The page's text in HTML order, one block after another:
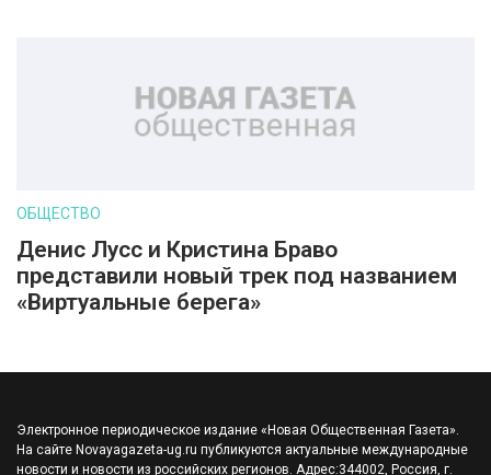
ОБЩЕСТВО
Денис Лусс и Кристина Браво
представили новый трек под названием
«Виртуальные берега»
Электронное периодическое издание «Новая Общественная Газета».
На сайте Novayagazeta-ug.ru публикуются актуальные международные
новости и новости из российских регионов. Адрес:344002, Россия, г.